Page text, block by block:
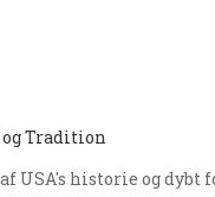
Tradition
USA's historie og